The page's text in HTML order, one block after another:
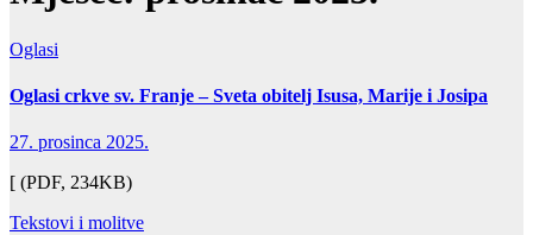
Oglasi
Oglasi crkve sv. Franje – Sveta obitelj Isusa, Marije i Josipa
27. prosinca 2025.
[ (PDF, 234KB)
Tekstovi i molitve